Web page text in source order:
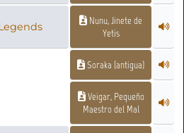
Nunu, Jinete de
Yetis
Soraka (antigua)
Veigar, Pequeño
Maestro del Mal